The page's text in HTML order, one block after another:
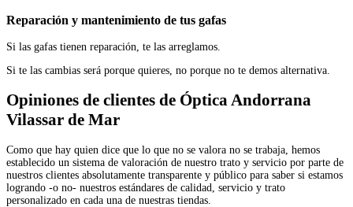
Reparación y mantenimiento de tus gafas
Si las gafas tienen reparación, te las arreglamos.
Si te las cambias será porque quieres, no porque no te demos alternativa.
Opiniones de clientes de Óptica Andorrana
Vilassar de Mar
Como que hay quien dice que lo que no se valora no se trabaja, hemos
establecido un sistema de valoración de nuestro trato y servicio por parte de
nuestros clientes absolutamente transparente y público para saber si estamos
logrando -o no- nuestros estándares de calidad, servicio y trato
personalizado en cada una de nuestras tiendas.